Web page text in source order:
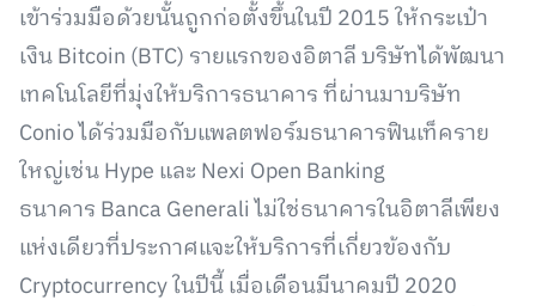
เข้าร่วมมือด้วยนั้นถูกก่อตั้งขึ้นในปี 2015 ให้กระเป๋า
เงิน Bitcoin (BTC) รายแรกของอิตาลี บริษัทได้พัฒนา
เทคโนโลยีที่มุ่งให้บริการธนาคาร ที่ผ่านมาบริษัท
Conio ได้ร่วมมือกับแพลตฟอร์มธนาคารฟินเท็คราย
ใหญ่เช่น Hype และ Nexi Open Banking
ธนาคาร Banca Generali ไม่ใช่ธนาคารในอิตาลีเพียง
แห่งเดียวที่ประกาศแจะให้บริการที่เกี่ยวข้องกับ
Cryptocurrency ในปีนี้ เมื่อเดือนมีนาคมปี 2020